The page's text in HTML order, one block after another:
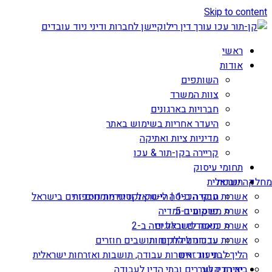
Skip to content
ראשי
אודות
השותפים
צוות המשרד
חברויות בארגונים
היעדר אחריות בשימוש באתר
מדיניות ציות ואתיקה
קריירה בקן-תור & עכו
תחומי עיסוק
מחלקה ישראלית
אשרות עבודה ב-1 | הי-טק וקטגוריות נוספות
אשרת משקיע ב-5
אשרת כניסה לישראל ויזה ב-2
אשרות עבודה ליהודים ותושבים חוזרים
הליך לבני זוג זרים
תובנות
חוקי הכניסה לישראל ודיני מומחים זרים בישראל
פרסומים ומדיה
מאמרים ובלוגים
עדכונים ללקוחות
תיעוד: אשרות עבודה, תושבות ואזרחות ישראלית